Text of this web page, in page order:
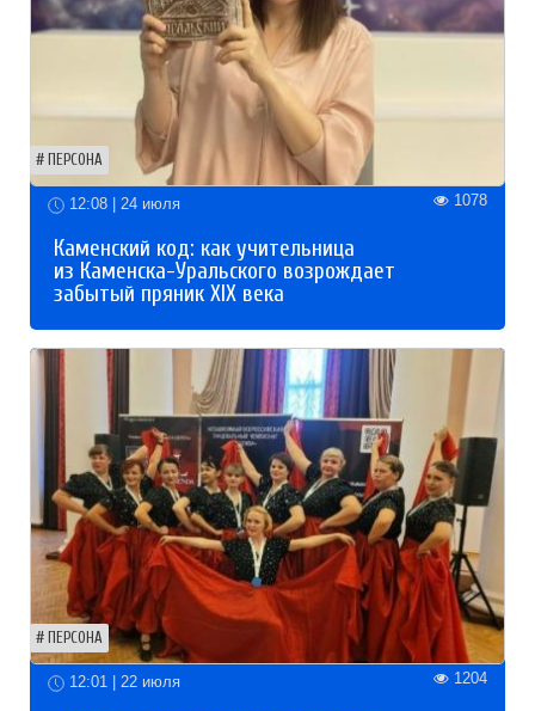
ПЕРСОНА
12:08 | 24 июля 1078
Каменский код: как учительница
из Каменска-Уральского возрождает
забытый пряник XIX века
ПЕРСОНА
12:01 | 22 июля 1204